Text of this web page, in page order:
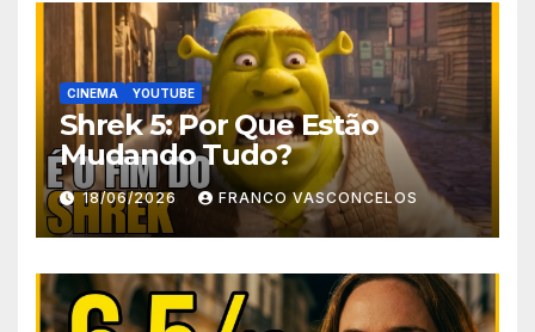
CINEMA YOUTUBE
Shrek 5: Por Que Estão
Mudando Tudo?
18/06/2026 FRANCO VASCONCELOS